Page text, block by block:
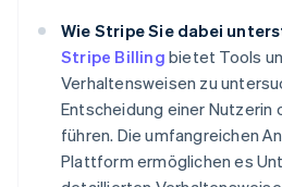
Wie Stripe Sie dabei
Stripe Billing bietet Tools
Verhaltensweisen zu
Entscheidung einer Nutzerin
führen. Die umfangreichen
Plattform ermöglichen es